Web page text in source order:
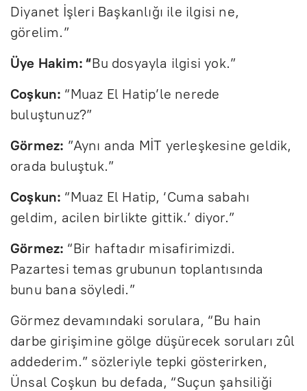
Diyanet İşleri Başkanlığı ile ilgisi ne,
görelim.”
Üye Hakim: “Bu dosyayla ilgisi yok.”
Coşkun: “Muaz El Hatip’le nerede
buluştunuz?”
Görmez: ”Aynı anda MİT yerleşkesine geldik,
orada buluştuk.”
Coşkun: “Muaz El Hatip, ‘Cuma sabahı
geldim, acilen birlikte gittik.’ diyor.”
Görmez: “Bir haftadır misafirimizdi.
Pazartesi temas grubunun toplantısında
bunu bana söyledi.”
Görmez devamındaki sorulara, “Bu hain
darbe girişimine gölge düşürecek soruları zûl
addederim.” sözleriyle tepki gösterirken,
Ünsal Coşkun bu defada, “Suçun şahsiliği